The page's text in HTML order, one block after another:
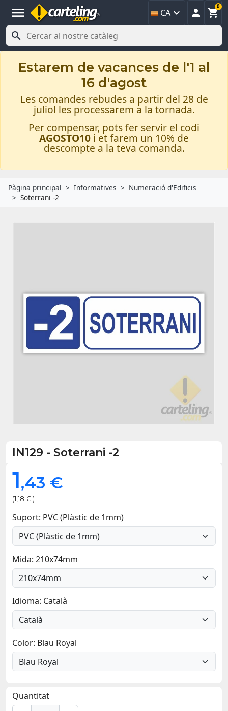
menu CA   
0

Estarem de vacances de l'1 al
16 d'agost
Les comandes rebudes a partir del 28 de
juliol les processarem a la tornada.
Per compensar, pots fer servir el codi
AGOSTO10 i et farem un 10% de
descompte a la teva comanda.
Pàgina principal Informatives
Numeració d'Edificis
Soterrani -2
IN129 - Soterrani -2
1,43 €
(1,18 € )
Suport: PVC (Plàstic de 1mm)
Mida: 210x74mm
Idioma: Català
Color: Blau Royal
Quantitat